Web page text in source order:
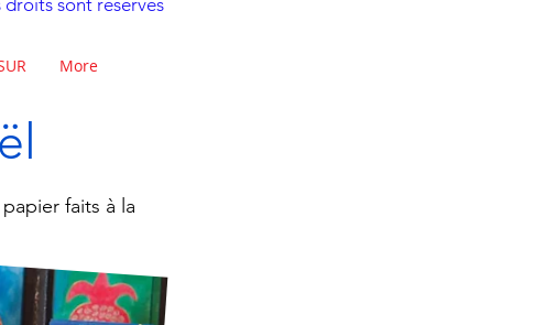
sont réservés
More
faits à la